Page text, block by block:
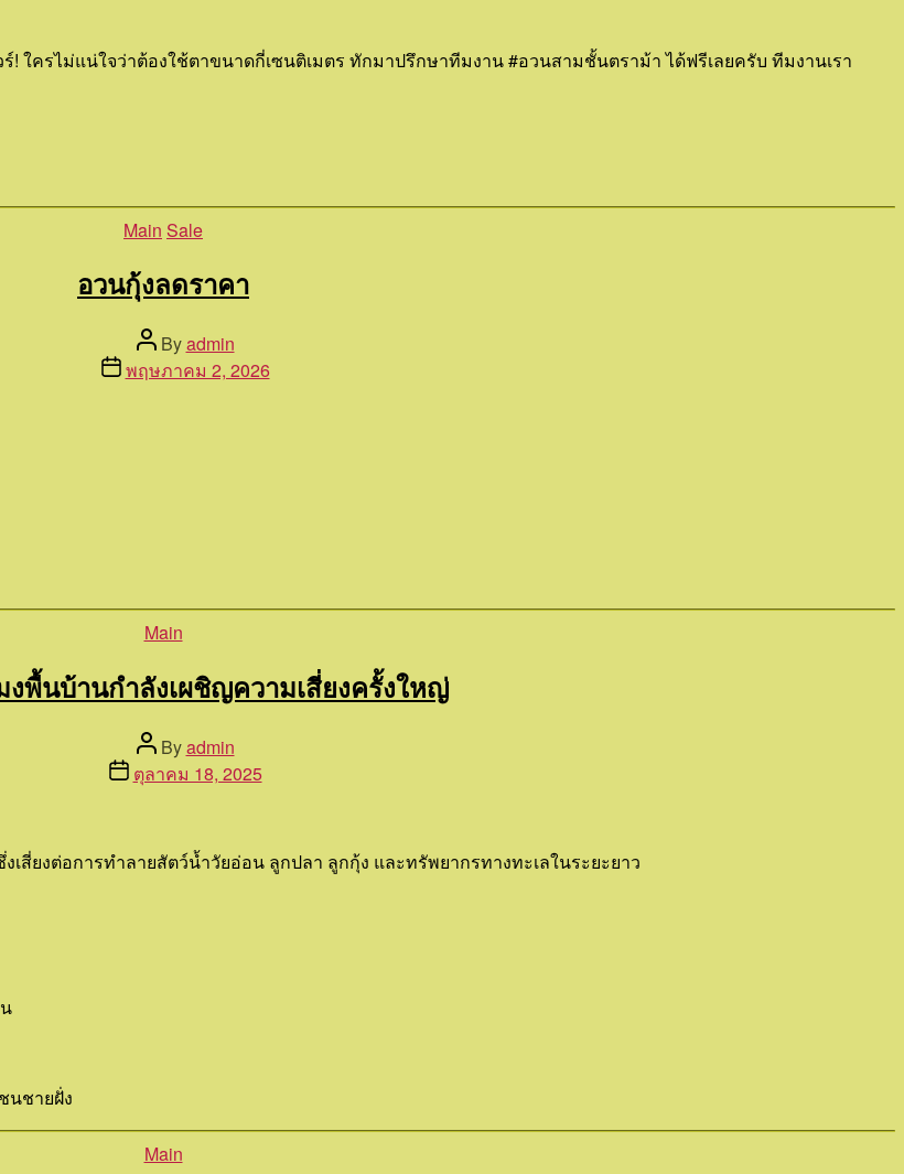
! ใครไม่แน่ใจว่าต้องใช้ตาขนาดกี่เซนติเมตร ทักมาปรึกษาทีมงาน #อวนสามชั้นตราม้า ได้ฟรีเลยครับ ทีมงานเรา
Categories
Main Sale
อวนกุ้งลดราคา
Post
author
Byadmin
Postพฤษภาคม 2, 2026
Categories
Main
พื้นบ้านกำลังเผชิญความเสี่ยงครั้งใหญ่
Post
author
Byadmin
Postตุลาคม 18, 2025
สี่ยงต่อการทำลายสัตว์น้ำวัยอ่อน ลูกปลา ลูกกุ้ง และทรัพยากรทางทะเลในระยะยาว
นชายฝั่ง
Categories
Main